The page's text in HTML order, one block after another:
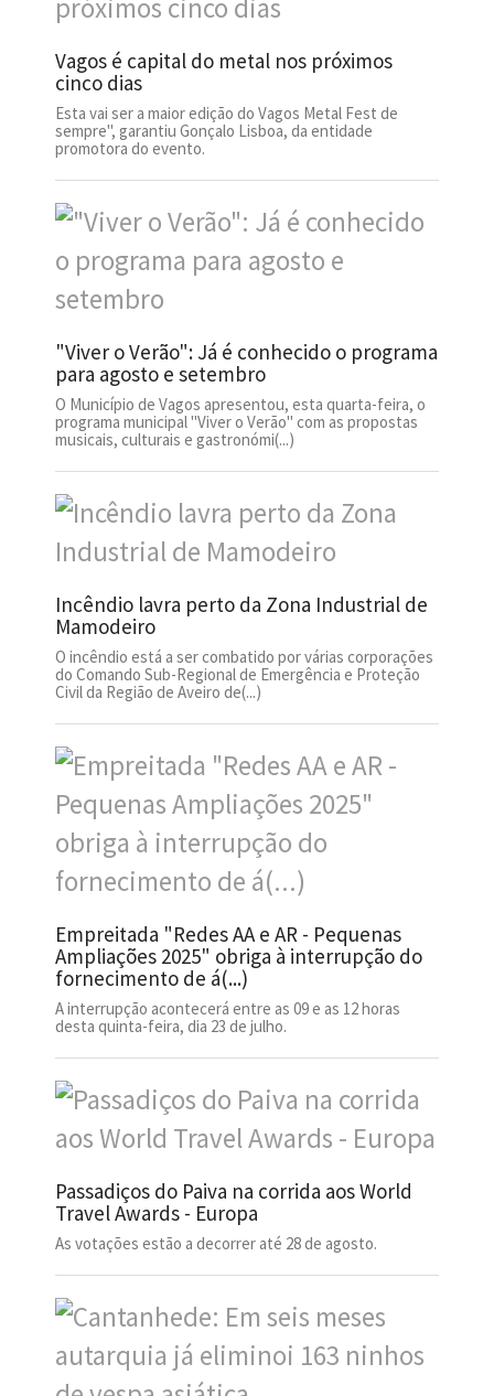
Vagos é capital do metal nos próximos
cinco dias
Esta vai ser a maior edição do Vagos Metal Fest de
sempre", garantiu Gonçalo Lisboa, da entidade
promotora do evento.
"Viver o Verão": Já é conhecido o programa
para agosto e setembro
O Município de Vagos apresentou, esta quarta-feira, o
programa municipal "Viver o Verão" com as propostas
musicais, culturais e gastronómi(...)
Incêndio lavra perto da Zona Industrial de
Mamodeiro
O incêndio está a ser combatido por várias corporações
do Comando Sub-Regional de Emergência e Proteção
Civil da Região de Aveiro de(...)
Empreitada "Redes AA e AR - Pequenas
Ampliações 2025" obriga à interrupção do
fornecimento de á(...)
A interrupção acontecerá entre as 09 e as 12 horas
desta quinta-feira, dia 23 de julho.
Passadiços do Paiva na corrida aos World
Travel Awards - Europa
As votações estão a decorrer até 28 de agosto.